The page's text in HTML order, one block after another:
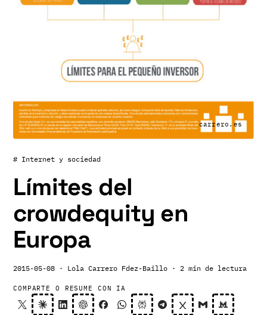
carrero.es
# Internet y sociedad
Límites del
crowdequity en
Europa
2015-05-08 · Lola Carrero Fdez-Baillo · 2 min de lectura
COMPARTE O RESUME CON IA